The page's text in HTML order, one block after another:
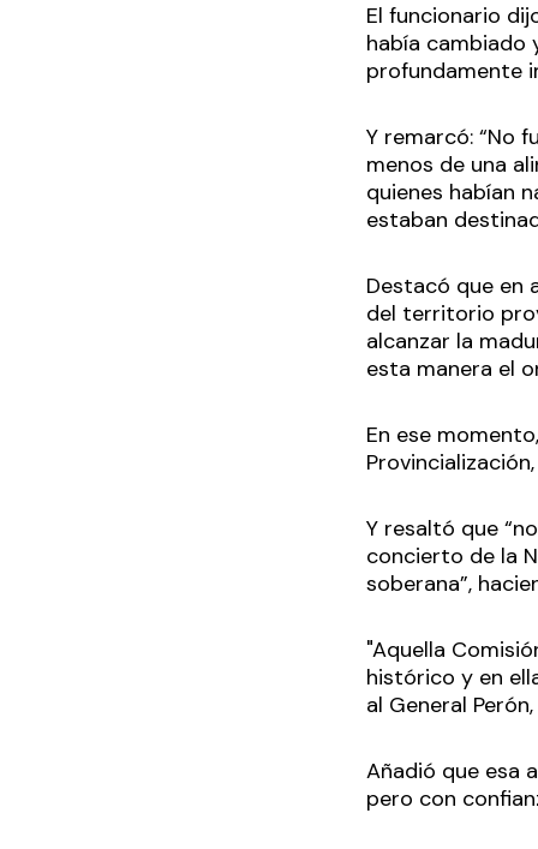
El funcionario
había cambiado
profundamente
Y remarcó: “No
menos de una
quienes habían
estaban
Destacó que en
del territorio
alcanzar la
esta manera el
En ese
Y resaltó que
concierto de la
soberana”,
"Aquella
histórico y en
al General
Añadió que esa
pero con